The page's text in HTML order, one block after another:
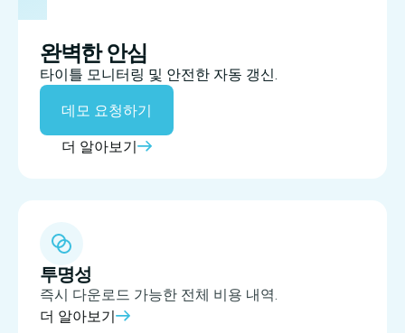
완벽한 안심
타이틀 모니터링 및 안전한 자동 갱신.
데모 요청하기
더 알아보기
투명성
즉시 다운로드 가능한 전체 비용 내역.
더 알아보기